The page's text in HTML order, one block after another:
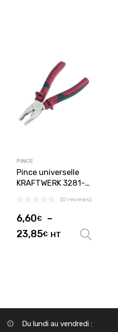
PINCE
Pince universelle
KRAFTWERK 3281-…
(0 reviews)
6,60€
–
23,85€ HT
Du lundi au vendredi :